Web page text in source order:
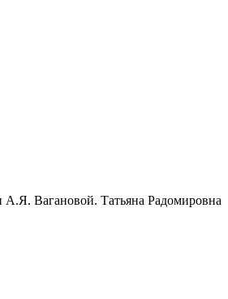
А.Я. Вагановой. Татьяна Радомировна